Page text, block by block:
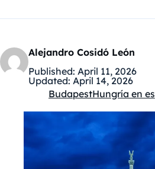
Alejandro Cosidó León
Published: April 11, 2026
Updated: April 14, 2026
Kategóriák:
BudapestHungría en